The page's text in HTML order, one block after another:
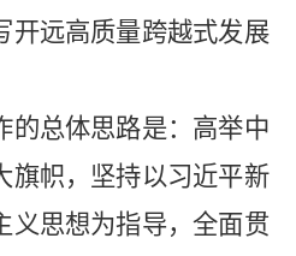
开远高质量跨越式发展
总体思路是： 高举中
旗帜，坚持以习近平新
义思想为指导，全面贯